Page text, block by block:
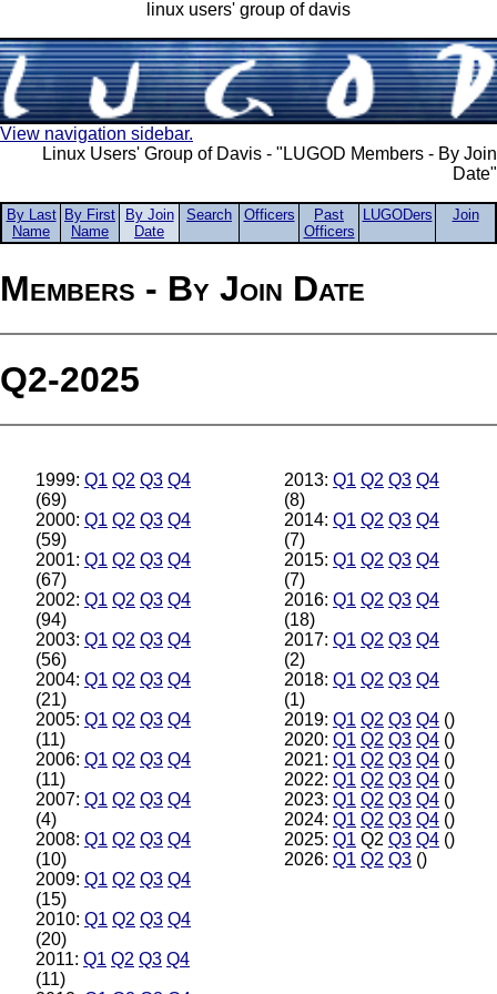
linux users' group of davis
View navigation sidebar.
Linux Users' Group of Davis - "LUGOD Members - By Join
Date"
By Last
Name
By First
Name
By Join
Date
Search Officers
Past
Officers
LUGODers Join
Members - By Join Date
Q2-2025
1999: Q1 Q2 Q3 Q4
(69)
2000: Q1 Q2 Q3 Q4
(59)
2001: Q1 Q2 Q3 Q4
(67)
2002: Q1 Q2 Q3 Q4
(94)
2003: Q1 Q2 Q3 Q4
(56)
2004: Q1 Q2 Q3 Q4
(21)
2005: Q1 Q2 Q3 Q4
(11)
2006: Q1 Q2 Q3 Q4
(11)
2007: Q1 Q2 Q3 Q4
(4)
2008: Q1 Q2 Q3 Q4
(10)
2009: Q1 Q2 Q3 Q4
(15)
2010: Q1 Q2 Q3 Q4
(20)
2011: Q1 Q2 Q3 Q4
(11)
2013: Q1 Q2 Q3 Q4
(8)
2014: Q1 Q2 Q3 Q4
(7)
2015: Q1 Q2 Q3 Q4
(7)
2016: Q1 Q2 Q3 Q4
(18)
2017: Q1 Q2 Q3 Q4
(2)
2018: Q1 Q2 Q3 Q4
(1)
2019: Q1 Q2 Q3 Q4 ()
2020: Q1 Q2 Q3 Q4 ()
2021: Q1 Q2 Q3 Q4 ()
2022: Q1 Q2 Q3 Q4 ()
2023: Q1 Q2 Q3 Q4 ()
2024: Q1 Q2 Q3 Q4 ()
2025: Q1 Q2 Q3 Q4 ()
2026: Q1 Q2 Q3 ()